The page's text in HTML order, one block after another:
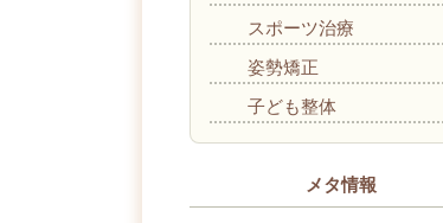
スポーツ治療
姿勢矯正
子ども整体
メタ情報